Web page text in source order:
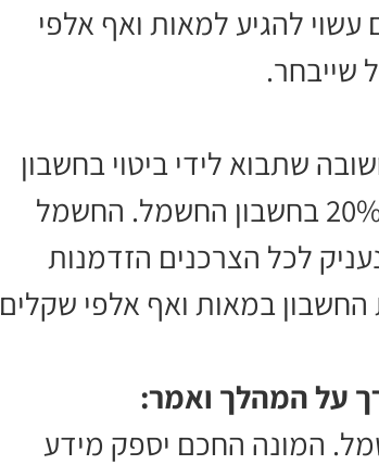
להגיע למאות ואף אלפי
שייבחר.
שתבוא לידי ביטוי בחשבון
החשמל של תושבי באר שבע ותחסוך להם עד 20% בחשבון החשמל. החשמל
לכל הצרכנים הזדמנות
במאות ואף אלפי שקלים
על המהלך ואמר:
המונה החכם יספק מידע